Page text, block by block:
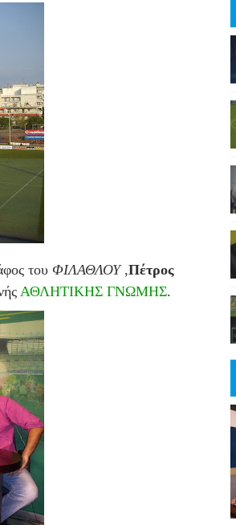
του ΦΙΛΑΘΛΟΥ,Πέτρος
ΑΘΛΗΤΙΚΗΣ ΓΝΩΜΗΣ.